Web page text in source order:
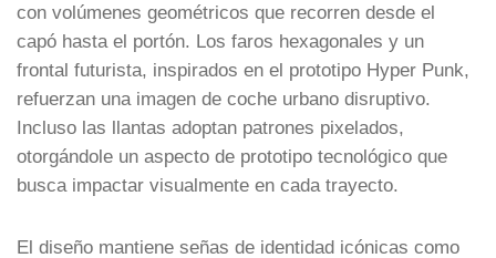
con volúmenes geométricos que recorren desde el
capó hasta el portón. Los faros hexagonales y un
frontal futurista, inspirados en el prototipo Hyper Punk,
refuerzan una imagen de coche urbano disruptivo.
Incluso las llantas adoptan patrones pixelados,
otorgándole un aspecto de prototipo tecnológico que
busca impactar visualmente en cada trayecto.
El diseño mantiene señas de identidad icónicas como